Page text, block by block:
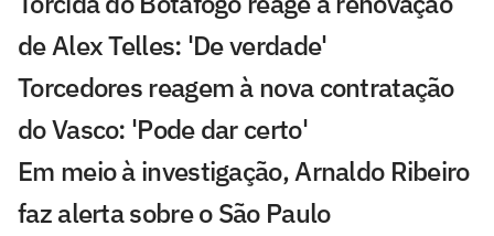
de Alex Telles: 'De verdade'
Torcedores reagem à nova contratação
do Vasco: 'Pode dar certo'
Em meio à investigação, Arnaldo Ribeiro
faz alerta sobre o São Paulo